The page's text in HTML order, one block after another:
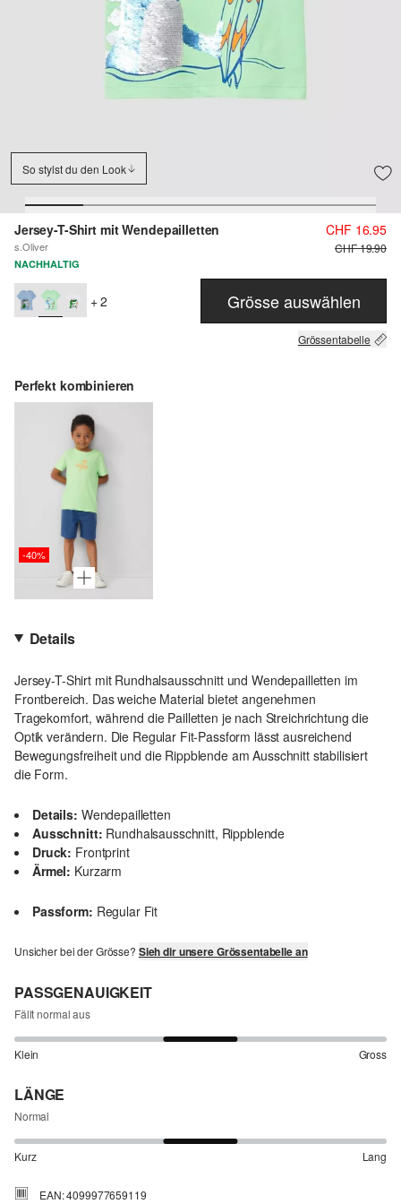
So stylst du den Look
Jersey-T-Shirt mit Wendepailletten
s.Oliver
CHF 16.95
CHF 19.90
NACHHALTIG
+ 2 Grösse auswählen
Grössentabelle
Perfekt kombinieren
-40%
Details
Jersey-T-Shirt mit Rundhalsausschnitt und Wendepailletten im
Frontbereich. Das weiche Material bietet angenehmen
Tragekomfort, während die Pailletten je nach Streichrichtung die
Optik verändern. Die Regular Fit-Passform lässt ausreichend
Bewegungsfreiheit und die Rippblende am Ausschnitt stabilisiert
die Form.
Details: Wendepailletten
Ausschnitt: Rundhalsausschnitt, Rippblende
Druck: Frontprint
Ärmel: Kurzarm
Passform: Regular Fit
Unsicher bei der Grösse? Sieh dir unsere Grössentabelle an
PASSGENAUIGKEIT
Fällt normal aus
Klein Gross
LÄNGE
Normal
Kurz Lang
EAN: 4099977659119